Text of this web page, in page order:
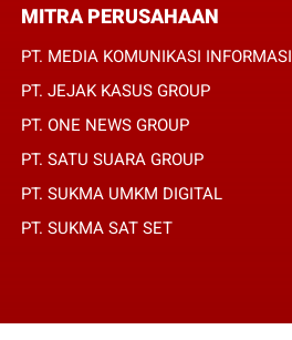
MITRA PERUSAHAAN
PT. MEDIA KOMUNIKASI INFORMASI
PT. JEJAK KASUS GROUP
PT. ONE NEWS GROUP
PT. SATU SUARA GROUP
PT. SUKMA UMKM DIGITAL
PT. SUKMA SAT SET